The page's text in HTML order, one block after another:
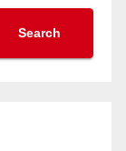
Search